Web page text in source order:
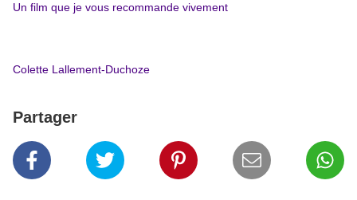
Un film que je vous recommande vivement
Colette Lallement-Duchoze
Partager